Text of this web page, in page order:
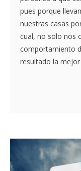
pues porque
nuestras casas
cual, no solo nos
comportamiento
resultado la